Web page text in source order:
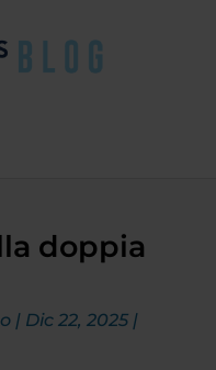
doppia
| Dic 22, 2025|